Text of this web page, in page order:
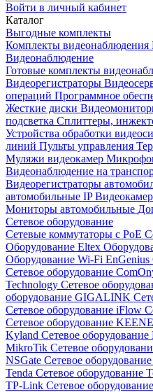
Войти в личный кабинет
Каталог
Выгодные комплекты
Комплекты видеонаблюдения
Видеонаблюдение
Готовые комплекты
Видеорегистраторы
операций Программное
Жесткие диски
подсветка Сплиттеры,
Устройства обработки
линий Пульты управления
Муляжи видеокамер
Видеонаблюдение на
Видеорегистраторы
автомобильные IP
Мониторы автомобильные
Сетевое оборудование
Сетевые коммутаторы с РоЕ
Оборудование Eltex
Оборудование Wi-Fi EnGenius
Сетевое оборудование
Technology Сетевое
оборудование GIGALINK
Сетевое оборудование iFlow
Сетевое оборудование
Kyland Сетевое оборудование
MikroTik Сетевое
NSGate Сетевое
Tenda Сетевое оборудование
TP-Link Сетевое